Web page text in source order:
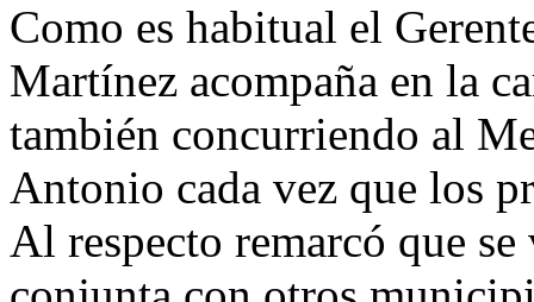
Como es habitual el
Martínez acompaña en la
también concurriendo al
Antonio cada vez que los
Al respecto remarcó que